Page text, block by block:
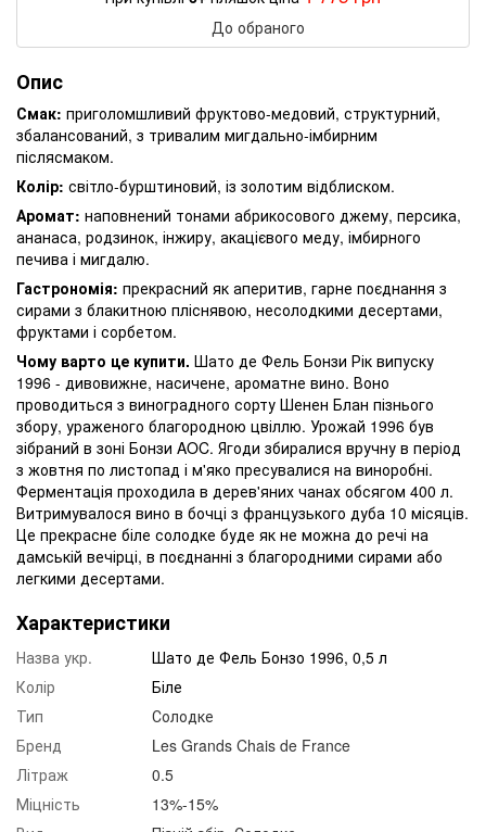
До обраного
Опис
Смак: приголомшливий фруктово-медовий, структурний,
збалансований, з тривалим мигдально-імбирним
післясмаком.
Колір: світло-бурштиновий, із золотим відблиском.
Аромат: наповнений тонами абрикосового джему, персика,
ананаса, родзинок, інжиру, акацієвого меду, імбирного
печива і мигдалю.
Гастрономія: прекрасний як аперитив, гарне поєднання з
сирами з блакитною пліснявою, несолодкими десертами,
фруктами і сорбетом.
Чому варто це купити. Шато де Фель Бонзи Рік випуску
1996 - дивовижне, насичене, ароматне вино. Воно
проводиться з виноградного сорту Шенен Блан пізнього
збору, ураженого благородною цвіллю. Урожай 1996 був
зібраний в зоні Бонзи AOC. Ягоди збиралися вручну в період
з жовтня по листопад і м'яко пресувалися на виноробні.
Ферментація проходила в дерев'яних чанах обсягом 400 л.
Витримувалося вино в бочці з французького дуба 10 місяців.
Це прекрасне біле солодке буде як не можна до речі на
дамській вечірці, в поєднанні з благородними сирами або
легкими десертами.
Характеристики
Назва укр.
Шато де Фель Бонзо 1996, 0,5 л
Колір
Біле
Тип
Солодке
Бренд
Les Grands Chais de France
Літраж
0.5
Міцність
13%-15%